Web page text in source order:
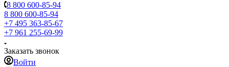
8 800 600-85-94
8 800 600-85-94
+7 495 363-85-67
+7 961 255-69-99
Заказать звонок
Войти